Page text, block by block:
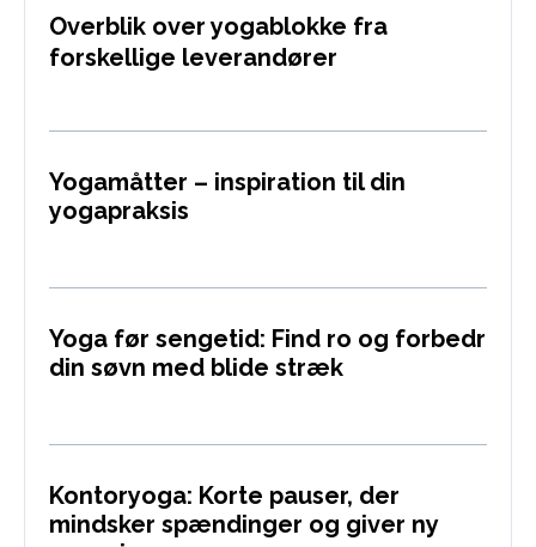
Overblik over yogablokke fra
forskellige leverandører
Yogamåtter – inspiration til din
yogapraksis
Yoga før sengetid: Find ro og forbedr
din søvn med blide stræk
Kontoryoga: Korte pauser, der
mindsker spændinger og giver ny